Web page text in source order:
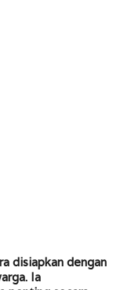
disiapkan dengan
Ia